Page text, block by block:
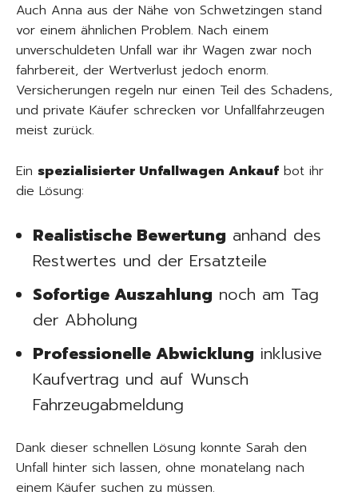
Auch Anna aus der Nähe von Schwetzingen stand
vor einem ähnlichen Problem. Nach einem
unverschuldeten Unfall war ihr Wagen zwar noch
fahrbereit, der Wertverlust jedoch enorm.
Versicherungen regeln nur einen Teil des Schadens,
und private Käufer schrecken vor Unfallfahrzeugen
meist zurück.
Ein spezialisierter Unfallwagen Ankauf bot ihr
die Lösung:
Realistische Bewertung anhand des
Restwertes und der Ersatzteile
Sofortige Auszahlung noch am Tag
der Abholung
Professionelle Abwicklung inklusive
Kaufvertrag und auf Wunsch
Fahrzeugabmeldung
Dank dieser schnellen Lösung konnte Sarah den
Unfall hinter sich lassen, ohne monatelang nach
einem Käufer suchen zu müssen.